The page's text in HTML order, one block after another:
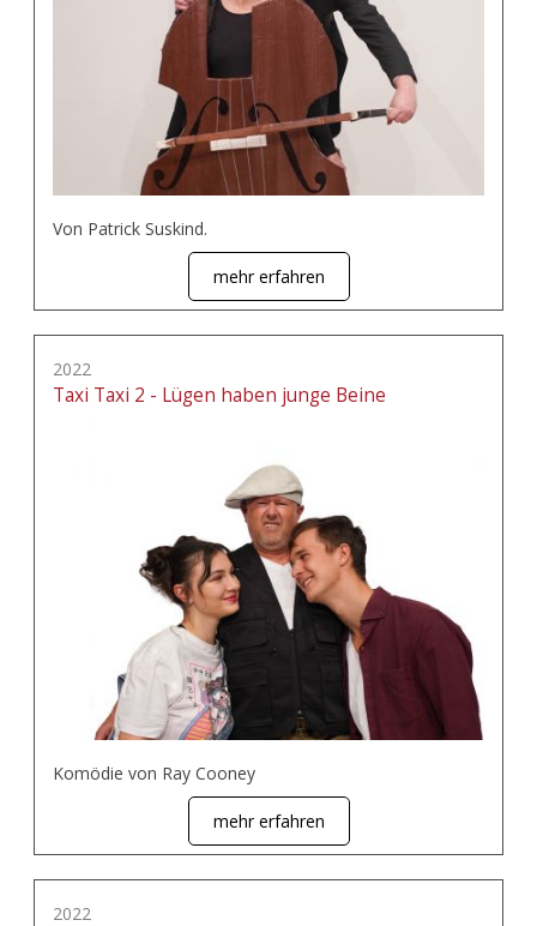
Von Patrick Suskind.
mehr erfahren
2022
Taxi Taxi 2 - Lügen haben junge Beine
Komödie von Ray Cooney
mehr erfahren
2022